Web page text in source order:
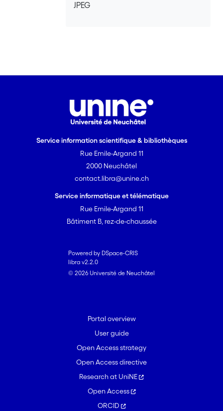
JPEG
Service information scientifique & bibliothèques
Rue Emile-Argand 11
2000 Neuchâtel
contact.libra@unine.ch
Service informatique et télématique
Rue Emile-Argand 11
Bâtiment B, rez-de-chaussée
Powered by DSpace-CRIS
libra v2.2.0
© 2026 Université de Neuchâtel
Portal overview
User guide
Open Access strategy
Open Access directive
Research at UniNE
Open Access
ORCID